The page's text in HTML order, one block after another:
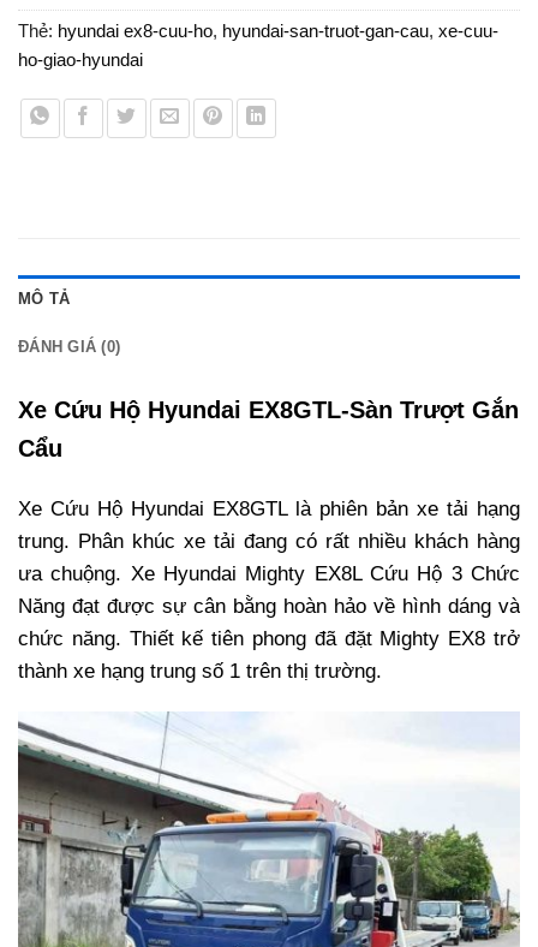
Thẻ: hyundai ex8-cuu-ho, hyundai-san-truot-gan-cau, xe-cuu-
ho-giao-hyundai
MÔ TẢ
ĐÁNH GIÁ (0)
Xe Cứu Hộ Hyundai EX8GTL-Sàn Trượt Gắn
Cẩu
Xe Cứu Hộ Hyundai EX8GTL là phiên bản xe tải hạng
trung. Phân khúc xe tải đang có rất nhiều khách hàng
ưa chuộng. Xe Hyundai Mighty EX8L Cứu Hộ 3 Chức
Năng đạt được sự cân bằng hoàn hảo về hình dáng và
chức năng. Thiết kế tiên phong đã đặt Mighty EX8 trở
thành xe hạng trung số 1 trên thị trường.